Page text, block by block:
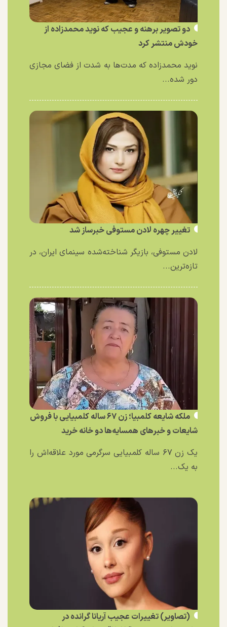
دو تصویر برهنه و عجیب که نوید محمدزاده از
خودش منتشر کرد
نوید محمدزاده که مدت‌ها به شدت از فضای مجازی
دور شده...
تغییر چهره لادن مستوفی خبرساز شد
لادن مستوفی، بازیگر شناخته‌شده سینمای ایران، در
تازه‌ترین...
ملکه شایعه کلمبیا؛ زن ۶۷ ساله کلمبیایی با فروش
شایعات و خبر‌های همسایه‌ها دو خانه خرید
یک زن ۶۷ ساله کلمبیایی سرگرمی مورد علاقه‌اش را
به یک...
(تصاویر) تغییرات عجیب آریانا گرانده در